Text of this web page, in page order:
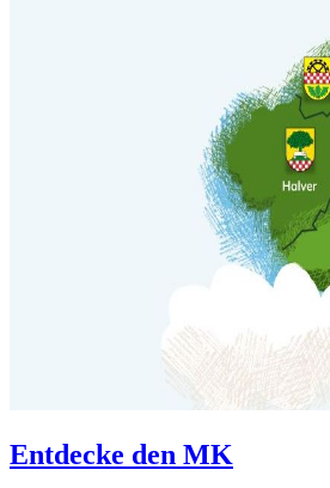
Entdecke den MK